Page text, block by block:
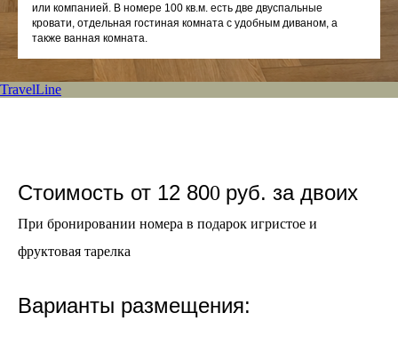
или компанией. В номере 100 кв.м. есть две двуспальные
кровати, отдельная гостиная комната с удобным диваном, а
также ванная комната.
TravelLine
Стоимость от 12 800 руб. за двоих
При бронировании номера в подарок игристое и
фруктовая тарелка
Варианты размещения: